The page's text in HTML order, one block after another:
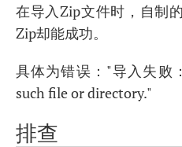
在导入Zip文件时，自制
Zip却能成功。
具体为错误："导入失败
such file or directory."
排查